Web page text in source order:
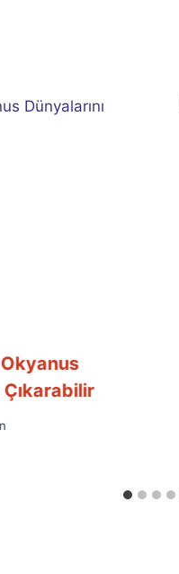
Çıkarabilir